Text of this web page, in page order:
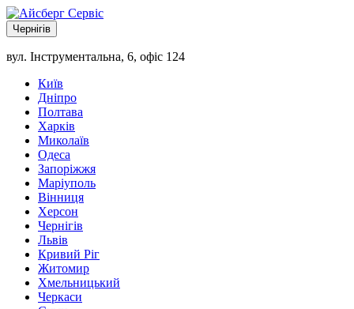
Чернігів
вул. Інструментальна, 6, офіс 124
Київ
Дніпро
Полтава
Харків
Миколаїв
Одеса
Запоріжжя
Маріуполь
Вінниця
Херсон
Чернігів
Львів
Кривий Ріг
Житомир
Хмельницький
Черкаси